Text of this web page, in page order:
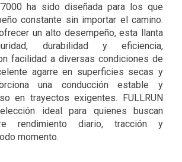
ha sido diseñada para los que
constante sin importar el camino.
un alto desempeño, esta llanta
durabilidad y eficiencia,
facilidad a diversas condiciones de
agarre en superficies secas y
una conducción estable y
en trayectos exigentes. FULLRUN
ideal para quienes buscan
rendimiento diario, tracción y
momento.